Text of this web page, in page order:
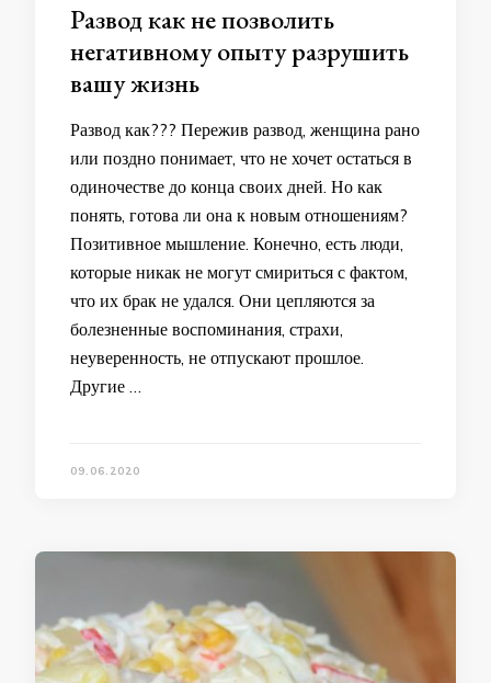
Развод как не позволить
негативному опыту разрушить
вашу жизнь
Развод как??? Пережив развод, женщина рано
или поздно понимает, что не хочет остаться в
одиночестве до конца своих дней. Но как
понять, готова ли она к новым отношениям?
Позитивное мышление. Конечно, есть люди,
которые никак не могут смириться с фактом,
что их брак не удался. Они цепляются за
болезненные воспоминания, страхи,
неуверенность, не отпускают прошлое.
Другие …
09.06.2020